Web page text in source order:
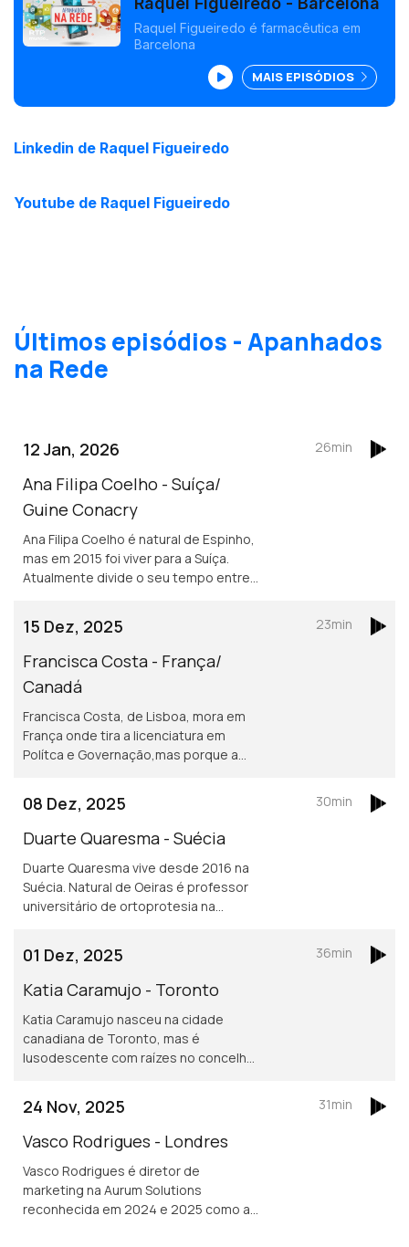
Raquel Figueiredo é farmacêutica em
Barcelona
MAIS EPISÓDIOS
Linkedin de Raquel Figueiredo
Youtube de Raquel Figueiredo
Últimos episódios - Apanhados
na Rede
12 Jan, 2026
Ana Filipa Coelho - Suíça/
Guine Conacry
Ana Filipa Coelho é natural de Espinho,
mas em 2015 foi viver para a Suíça.
Atualmente divide o seu tempo entre
humanitária Misty Ships.
26min
15 Dez, 2025
Francisca Costa - França/
Canadá
Francisca Costa, de Lisboa, mora em
França onde tira a licenciatura em
Polítca e Governação,mas porque a
Asilo e migração são áreas de
investigação
23min
08 Dez, 2025
Duarte Quaresma - Suécia
Duarte Quaresma vive desde 2016 na
Suécia. Natural de Oeiras é professor
universitário de ortoprotesia na
dispositivos para mover cotovelos e
mãos em pessoas que tenham sofrido
um AVC.
30min
01 Dez, 2025
Katia Caramujo - Toronto
Katia Caramujo nasceu na cidade
canadiana de Toronto, mas é
lusodescente com raízes no concelho
conselheira das comunidades
portuguesas.
36min
24 Nov, 2025
Vasco Rodrigues - Londres
Vasco Rodrigues é diretor de
marketing na Aurum Solutions
reconhecida em 2024 e 2025 como a
31min